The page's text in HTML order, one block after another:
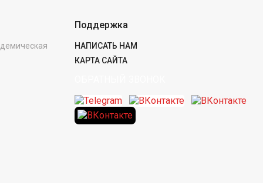
Поддержка
НАПИСАТЬ НАМ
КАРТА САЙТА